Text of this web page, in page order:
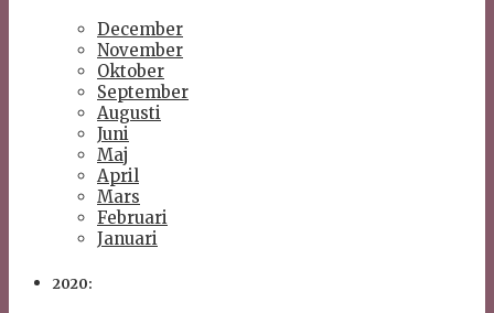
December
November
Oktober
September
Augusti
Juni
Maj
April
Mars
Februari
Januari
2020: